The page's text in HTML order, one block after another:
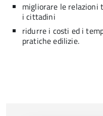
migliorare le relazioni
i cittadini
ridurre i costi ed i
pratiche edilizie.